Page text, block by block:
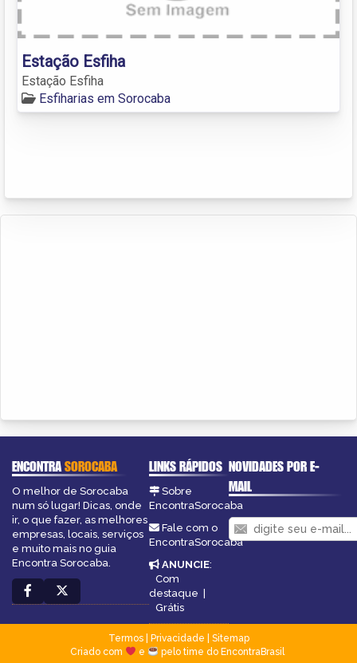
Estação Esfiha
Estação Esfiha
Esfiharias em Sorocaba
ENCONTRASOROCABA
O melhor de Sorocaba
num só lugar! Dicas, onde
ir, o que fazer, as melhores
empresas, locais, serviços
e muito mais no guia
Encontra Sorocaba.
LINKS RÁPIDOS
Sobre
EncontraSorocaba
Fale com o
EncontraSorocaba
ANUNCIE:
Com
destaque |
Grátis
NOVIDADES POR E-
MAIL
Termos| Privacidade
Sitemap
Criado com
e pelo time do EncontraBrasil